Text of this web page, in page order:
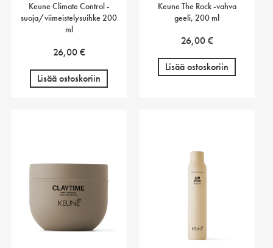
Keune Climate Control -
suoja/viimeistelysuihke 200
ml
26,00€
Lisää ostoskoriin
Keune The Rock -vahva
geeli, 200 ml
26,00€
Lisää ostoskoriin